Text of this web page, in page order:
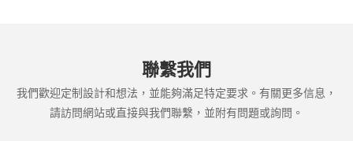
聯繫我們
我們歡迎定制設計和想法，並能夠滿足特定要求。有關更多信息，
請訪問網站或直接與我們聯繫，並附有問題或詢問。